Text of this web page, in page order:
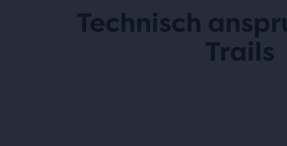
Technisch
Trails